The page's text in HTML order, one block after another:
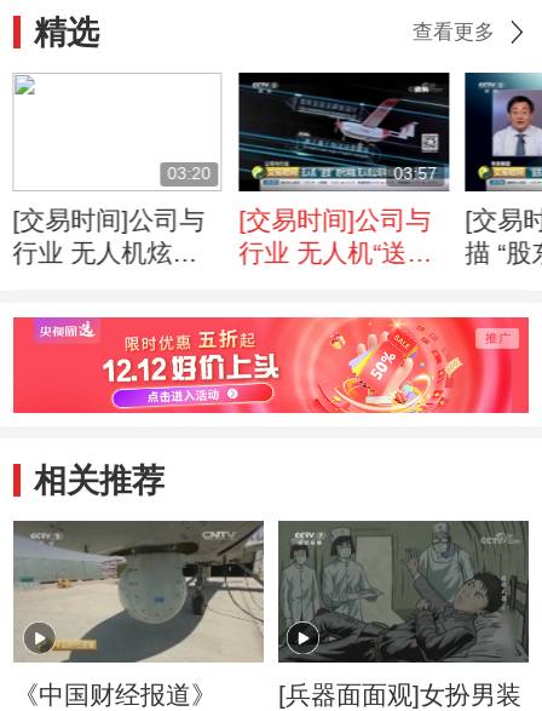
精选 查看更多
03:20
[交易时间]公司与
行业 无人机炫酷
入超预期
03:57
[交易时间]公司与
行业 无人机“送
机公司寻找商业转
型
[交易
描 “股
区复
相关推荐
《中国财经报道》
[兵器面面观]女扮男装